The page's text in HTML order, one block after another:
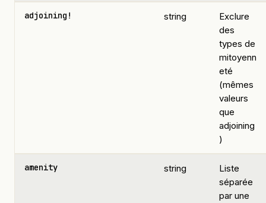
adjoining! string
Exclure
des
types de
mitoyenn
eté
(mêmes
valeurs
que
adjoining
)
amenity string
Liste
séparée
par une